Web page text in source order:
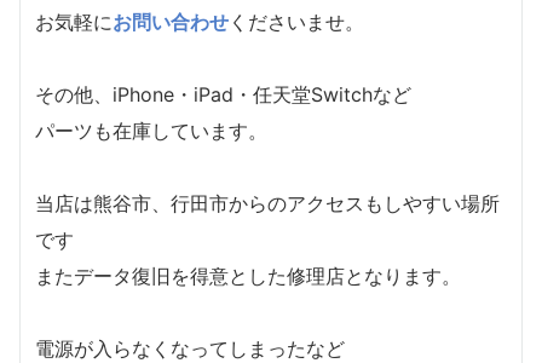
お気軽にお問い合わせ くださいませ。
その他、iPhone・iPad・任天堂Switchなど
パーツも在庫しています。
当店は熊谷市、行田市からのアクセスもしやすい場所
です
またデータ復旧を得意とした修理店となります。
電源が入らなくなってしまったなど